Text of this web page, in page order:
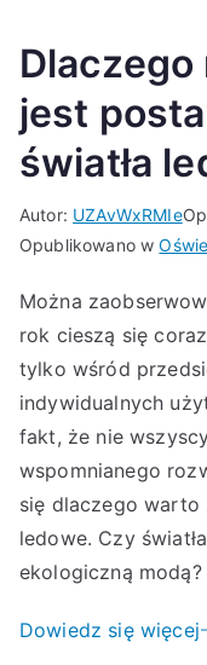
jest
światła
Autor: UZAvWxRMIe
Opublikowano w
Można
rok cieszą się
tylko wśród
indywidualnych
fakt, że nie
wspomnianego
się dlaczego warto
ledowe. Czy
ekologiczną
Dowiedz się więcej